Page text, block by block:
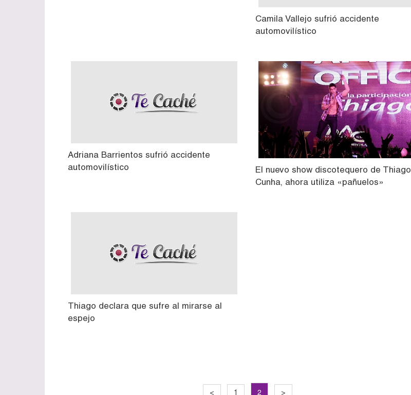
Camila Vallejo sufrió accidente
automovilístico
Adriana Barrientos sufrió accidente
automovilístico
El nuevo show discotequero de Thiago
Cunha, ahora utiliza «pañuelos»
Thiago declara que sufre al mirarse al
espejo
< 1 2 >